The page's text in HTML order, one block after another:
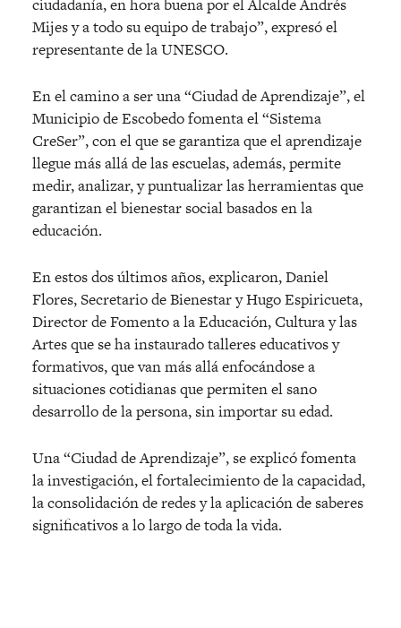
ciudadanía, en hora buena por el Alcalde Andrés
Mijes y a todo su equipo de trabajo”, expresó el
representante de la UNESCO.
En el camino a ser una “Ciudad de Aprendizaje”, el
Municipio de Escobedo fomenta el “Sistema
CreSer”, con el que se garantiza que el aprendizaje
llegue más allá de las escuelas, además, permite
medir, analizar, y puntualizar las herramientas que
garantizan el bienestar social basados en la
educación.
En estos dos últimos años, explicaron, Daniel
Flores, Secretario de Bienestar y Hugo Espiricueta,
Director de Fomento a la Educación, Cultura y las
Artes que se ha instaurado talleres educativos y
formativos, que van más allá enfocándose a
situaciones cotidianas que permiten el sano
desarrollo de la persona, sin importar su edad.
Una “Ciudad de Aprendizaje”, se explicó fomenta
la investigación, el fortalecimiento de la capacidad,
la consolidación de redes y la aplicación de saberes
significativos a lo largo de toda la vida.